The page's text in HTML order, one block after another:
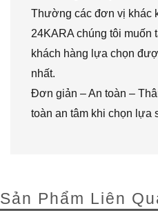
Thường các đơn vị khác
24KARA chúng tôi muốn
khách hàng lựa chọn
nhất.
Đơn giản – An toàn –
toàn an tâm khi chọn lựa
Sản Phẩm Liên